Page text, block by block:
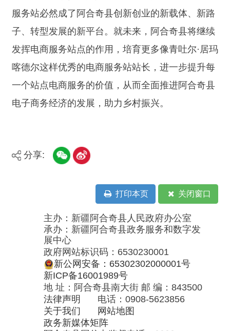
法律声明
电话：0908-5623856
关于我们
网站地图
政务新媒体矩阵
阿合奇县网信办监督电话：0908-
5620663